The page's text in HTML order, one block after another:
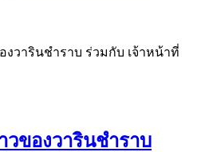
วารินชำราบ ร่วมกับ เจ้าหน้าที่
วของวารินชำราบ